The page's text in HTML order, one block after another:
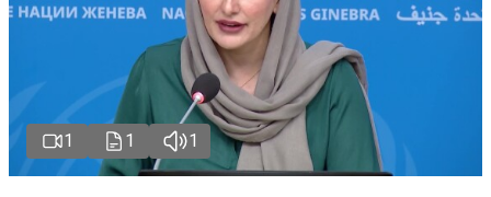
1 1 1